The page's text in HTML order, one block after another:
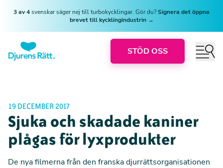
3 av 4svenskar säger nej till turbokycklingar. Gör du?Signera det öppna
brevet till kycklingindustrin →
STÖD OSS
19 DECEMBER 2017
Sjuka och skadade kaniner
plågas för lyxprodukter
De nya filmerna från den franska djurrättsorganisationen